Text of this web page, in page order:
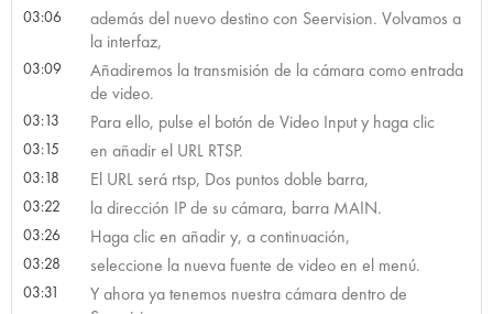
03:06
además del nuevo destino con Seervision. Volvamos a
la interfaz,
03:09
Añadiremos la transmisión de la cámara como entrada
de video.
03:13 Para ello, pulse el botón de Video Input y haga clic
03:15 en añadir el URL RTSP.
03:18 El URL será rtsp, Dos puntos doble barra,
03:22 la dirección IP de su cámara, barra MAIN.
03:26 Haga clic en añadir y, a continuación,
03:28 seleccione la nueva fuente de video en el menú.
03:31
Y ahora ya tenemos nuestra cámara dentro de